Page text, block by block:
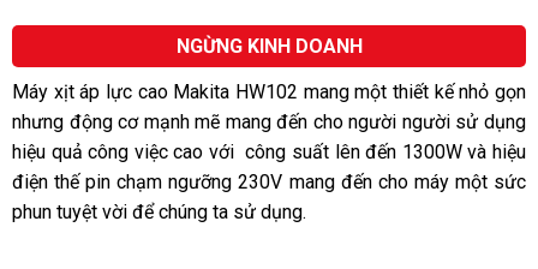
hạng
5
NGỪNG KINH DOANH
Máy xịt áp lực cao Makita HW102 mang một thiết kế nhỏ gọn
nhưng động cơ mạnh mẽ mang đến cho người người sử dụng
hiệu quả công việc cao với công suất lên đến 1300W và hiệu
điện thế pin chạm ngưỡng 230V mang đến cho máy một sức
phun tuyệt vời để chúng ta sử dụng.